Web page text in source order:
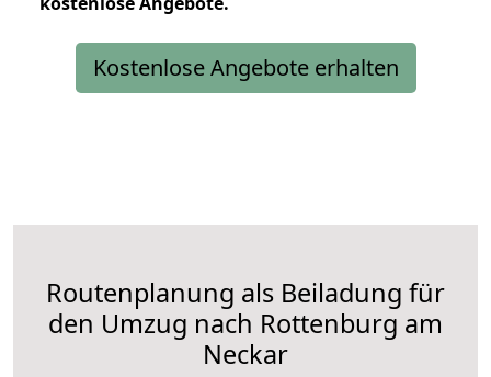
Kostenlose Angebote erhalten
Routenplanung als Beiladung für
den Umzug nach Rottenburg am
Neckar